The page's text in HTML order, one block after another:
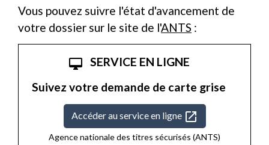
Vous pouvez suivre l'état d'avancement de
votre dossier sur le site de l'ANTS :
desktop_mac SERVICE EN LIGNE
Suivez votre demande de carte grise
Accéder au service en ligne open_in_new
Agence nationale des titres sécurisés (ANTS)